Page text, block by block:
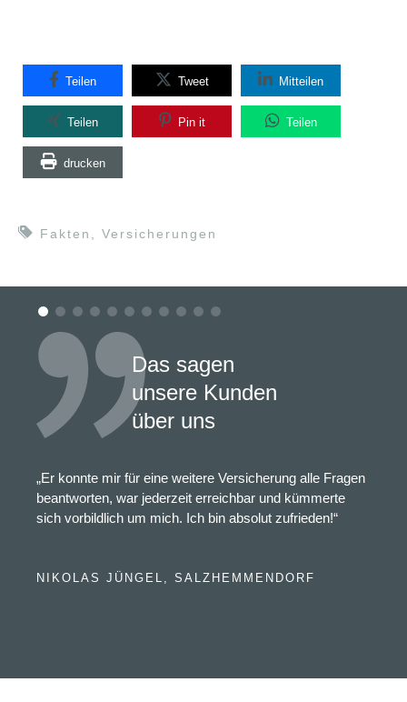
Teilen Tweet Mitteilen
Teilen Pin it Teilen
drucken
Fakten Versicherungen
Das sagen
unsere Kunden
über uns
„Er konnte mir für eine weitere Versicherung alle Fragen
beantworten, war jederzeit erreichbar und kümmerte
sich vorbildlich um mich. Ich bin absolut zufrieden!“
NIKOLAS JÜNGEL, SALZHEMMENDORF